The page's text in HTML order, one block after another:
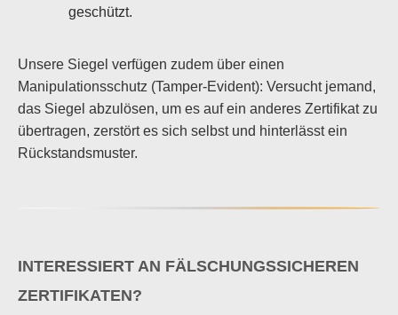
geschützt.
Unsere Siegel verfügen zudem über einen
Manipulationsschutz (Tamper-Evident): Versucht jemand,
das Siegel abzulösen, um es auf ein anderes Zertifikat zu
übertragen, zerstört es sich selbst und hinterlässt ein
Rückstandsmuster.
INTERESSIERT AN FÄLSCHUNGSSICHEREN
ZERTIFIKATEN?